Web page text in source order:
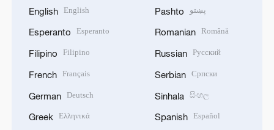
English English
Esperanto Esperanto
Filipino Filipino
French Français
German Deutsch
Greek Ελληνικά
Pashto پښتو
Romanian Română
Russian Русский
Serbian Српски
Sinhala සිංහල
Spanish Español